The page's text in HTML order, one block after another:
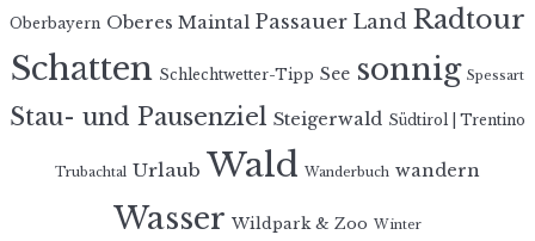
Oberbayern Oberes Maintal Passauer Land Radtour
Schatten Schlechtwetter-Tipp See sonnig Spessart
Stau- und Pausenziel Steigerwald Südtirol | Trentino
Trubachtal Urlaub Wald Wanderbuch wandern
Wasser Wildpark & Zoo Winter